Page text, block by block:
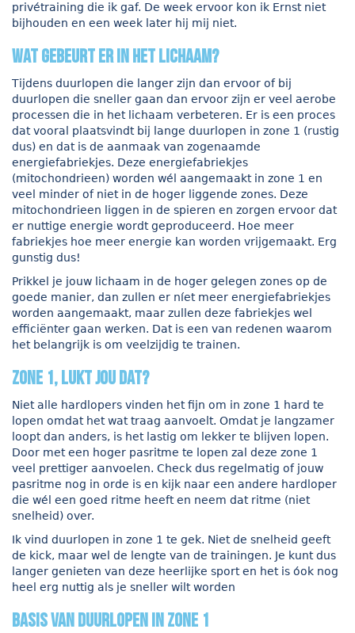
privétraining die ik gaf. De week ervoor kon ik Ernst niet
bijhouden en een week later hij mij niet.
Wat gebeurt er in het lichaam?
Tijdens duurlopen die langer zijn dan ervoor of bij
duurlopen die sneller gaan dan ervoor zijn er veel aerobe
processen die in het lichaam verbeteren. Er is een proces
dat vooral plaatsvindt bij lange duurlopen in zone 1 (rustig
dus) en dat is de aanmaak van zogenaamde
energiefabriekjes. Deze energiefabriekjes
(mitochondrieen) worden wél aangemaakt in zone 1 en
veel minder of niet in de hoger liggende zones. Deze
mitochondrieen liggen in de spieren en zorgen ervoor dat
er nuttige energie wordt geproduceerd. Hoe meer
fabriekjes hoe meer energie kan worden vrijgemaakt. Erg
gunstig dus!
Prikkel je jouw lichaam in de hoger gelegen zones op de
goede manier, dan zullen er níet meer energiefabriekjes
worden aangemaakt, maar zullen deze fabriekjes wel
efficiënter gaan werken. Dat is een van redenen waarom
het belangrijk is om veelzijdig te trainen.
Zone 1, lukt jou dat?
Niet alle hardlopers vinden het fijn om in zone 1 hard te
lopen omdat het wat traag aanvoelt. Omdat je langzamer
loopt dan anders, is het lastig om lekker te blijven lopen.
Door met een hoger pasritme te lopen zal deze zone 1
veel prettiger aanvoelen. Check dus regelmatig of jouw
pasritme nog in orde is en kijk naar een andere hardloper
die wél een goed ritme heeft en neem dat ritme (niet
snelheid) over.
Ik vind duurlopen in zone 1 te gek. Niet de snelheid geeft
de kick, maar wel de lengte van de trainingen. Je kunt dus
langer genieten van deze heerlijke sport en het is óok nog
heel erg nuttig als je sneller wilt worden
Basis van duurlopen in zone 1